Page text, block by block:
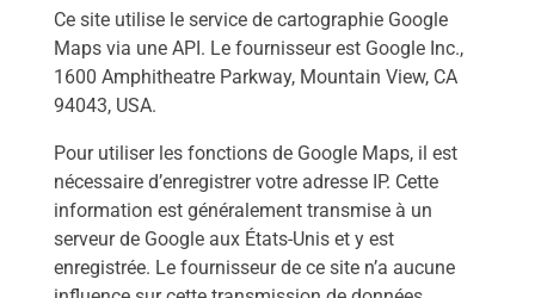
Ce site utilise le service de cartographie Google
Maps via une API. Le fournisseur est Google Inc.,
1600 Amphitheatre Parkway, Mountain View, CA
94043, USA.
Pour utiliser les fonctions de Google Maps, il est
nécessaire d’enregistrer votre adresse IP. Cette
information est généralement transmise à un
serveur de Google aux États-Unis et y est
enregistrée. Le fournisseur de ce site n’a aucune